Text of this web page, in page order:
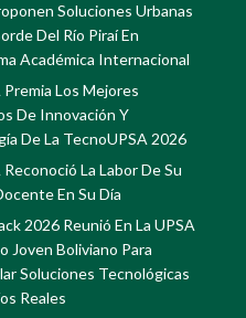
Soluciones Urbanas
Del Río Piraí En
Académica Internacional
Premia Los Mejores
De Innovación Y
De La TecnoUPSA 2026
Reconoció La Labor De Su
En Su Día
2026 Reunió En La UPSA
Joven Boliviano Para
Soluciones Tecnológicas
Reales